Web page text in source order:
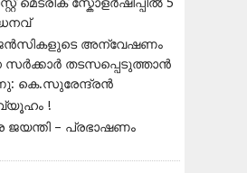
മെട്രിക് സ്കോളർഷിപ്പിൽ 5
അന്വേഷണം
തടസപ്പെടുത്താൻ
കെ.സുരേന്ദ്രൻ
!
ജയന്തി – പ്രഭാഷണം